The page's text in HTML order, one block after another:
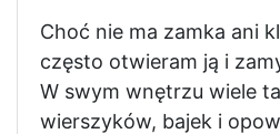
Choć nie ma zamka ani
często otwieram ją i
W swym wnętrzu wiele
wierszyków, bajek i